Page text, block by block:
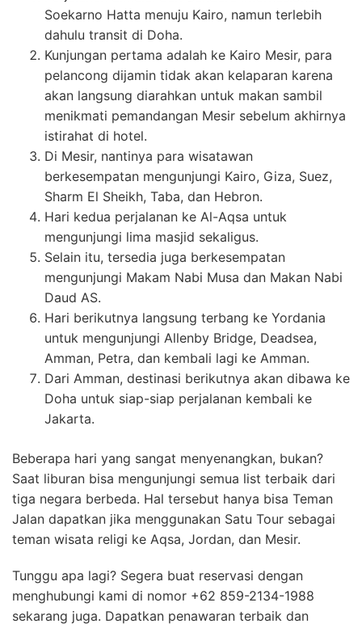
Soekarno Hatta menuju Kairo, namun terlebih
dahulu transit di Doha.
Kunjungan pertama adalah ke Kairo Mesir, para
pelancong dijamin tidak akan kelaparan karena
akan langsung diarahkan untuk makan sambil
menikmati pemandangan Mesir sebelum akhirnya
istirahat di hotel.
Di Mesir, nantinya para wisatawan
berkesempatan mengunjungi Kairo, Giza, Suez,
Sharm El Sheikh, Taba, dan Hebron.
Hari kedua perjalanan ke Al-Aqsa untuk
mengunjungi lima masjid sekaligus.
Selain itu, tersedia juga berkesempatan
mengunjungi Makam Nabi Musa dan Makan Nabi
Daud AS.
Hari berikutnya langsung terbang ke Yordania
untuk mengunjungi Allenby Bridge, Deadsea,
Amman, Petra, dan kembali lagi ke Amman.
Dari Amman, destinasi berikutnya akan dibawa ke
Doha untuk siap-siap perjalanan kembali ke
Jakarta.
Beberapa hari yang sangat menyenangkan, bukan?
Saat liburan bisa mengunjungi semua list terbaik dari
tiga negara berbeda. Hal tersebut hanya bisa Teman
Jalan dapatkan jika menggunakan Satu Tour sebagai
teman wisata religi ke Aqsa, Jordan, dan Mesir.
Tunggu apa lagi? Segera buat reservasi dengan
menghubungi kami di nomor +62 859-2134-1988
sekarang juga. Dapatkan penawaran terbaik dan